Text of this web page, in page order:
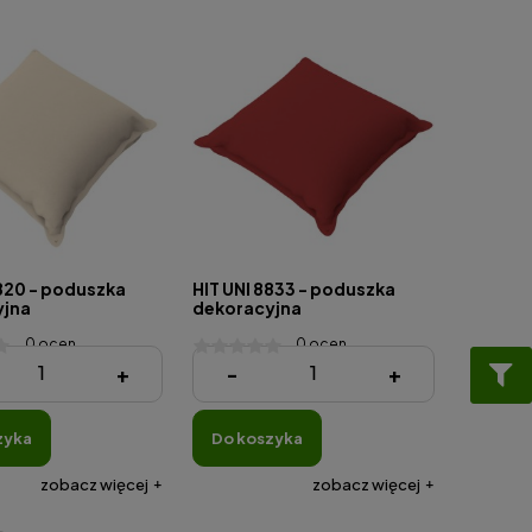
- poduszka
0 ocen
+
zobacz więcej
HIT UNI 8833 - poduszka
dekoracyjna
0 ocen
44,64 zł
- +
do koszyka
zobacz więcej